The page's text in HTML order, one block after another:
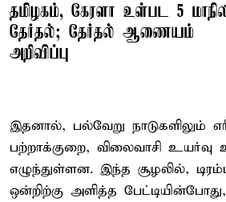
தமிழகம், கேரளா உள்பட 5
தேர்தல்; தேர்தல் ஆணையம்
அறிவிப்பு
இதனால், பல்வேறு நாடுகளிலும்
பற்றாக்குறை, விலைவாசி
எழுந்துள்ளன. இந்த சூழலில்,
ஒன்றிற்கு அளித்த